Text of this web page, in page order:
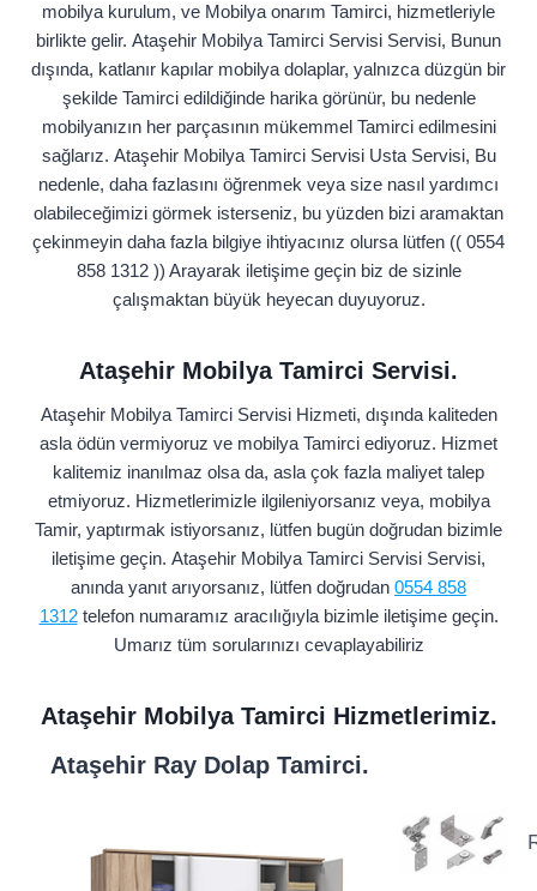
mobilya kurulum, ve Mobilya onarım Tamirci, hizmetleriyle
birlikte gelir. Ataşehir Mobilya Tamirci Servisi Servisi, Bunun
dışında, katlanır kapılar mobilya dolaplar, yalnızca düzgün bir
şekilde Tamirci edildiğinde harika görünür, bu nedenle
mobilyanızın her parçasının mükemmel Tamirci edilmesini
sağlarız. Ataşehir Mobilya Tamirci Servisi Usta Servisi, Bu
nedenle, daha fazlasını öğrenmek veya size nasıl yardımcı
olabileceğimizi görmek isterseniz, bu yüzden bizi aramaktan
çekinmeyin daha fazla bilgiye ihtiyacınız olursa lütfen (( 0554
858 1312 )) Arayarak iletişime geçin biz de sizinle
çalışmaktan büyük heyecan duyuyoruz.
Ataşehir Mobilya Tamirci Servisi.
Ataşehir Mobilya Tamirci Servisi Hizmeti, dışında kaliteden
asla ödün vermiyoruz ve mobilya Tamirci ediyoruz. Hizmet
kalitemiz inanılmaz olsa da, asla çok fazla maliyet talep
etmiyoruz. Hizmetlerimizle ilgileniyorsanız veya, mobilya
Tamir, yaptırmak istiyorsanız, lütfen bugün doğrudan bizimle
iletişime geçin. Ataşehir Mobilya Tamirci Servisi Servisi,
anında yanıt arıyorsanız, lütfen doğrudan 0554 858
1312telefon numaramız aracılığıyla bizimle iletişime geçin.
Umarız tüm sorularınızı cevaplayabiliriz
Ataşehir Mobilya Tamirci Hizmetlerimiz.
Ataşehir Ray Dolap Tamirci.